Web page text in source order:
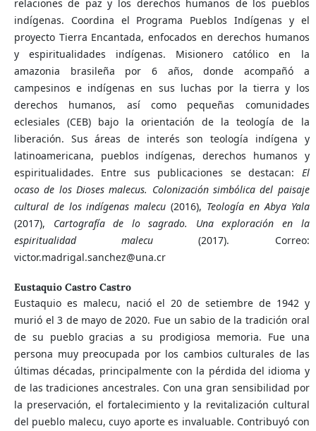
relaciones de paz y los derechos humanos de los pueblos
indígenas. Coordina el Programa Pueblos Indígenas y el
proyecto Tierra Encantada, enfocados en derechos humanos
y espiritualidades indígenas. Misionero católico en la
amazonia brasileña por 6 años, donde acompañó a
campesinos e indígenas en sus luchas por la tierra y los
derechos humanos, así como pequeñas comunidades
eclesiales (CEB) bajo la orientación de la teología de la
liberación. Sus áreas de interés son teología indígena y
latinoamericana, pueblos indígenas, derechos humanos y
espiritualidades. Entre sus publicaciones se destacan: El
ocaso de los Dioses malecus. Colonización simbólica del paisaje
cultural de los indígenas malecu (2016), Teología en Abya Yala
(2017), Cartografía de lo sagrado. Una exploración en la
espiritualidad malecu (2017). Correo:
victor.madrigal.sanchez@una.cr
Eustaquio Castro Castro
Eustaquio es malecu, nació el 20 de setiembre de 1942 y
murió el 3 de mayo de 2020. Fue un sabio de la tradición oral
de su pueblo gracias a su prodigiosa memoria. Fue una
persona muy preocupada por los cambios culturales de las
últimas décadas, principalmente con la pérdida del idioma y
de las tradiciones ancestrales. Con una gran sensibilidad por
la preservación, el fortalecimiento y la revitalización cultural
del pueblo malecu, cuyo aporte es invaluable. Contribuyó con